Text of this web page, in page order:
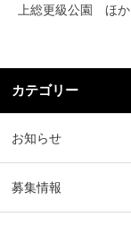
上総更級公園 ほか
カテゴリー
お知らせ
募集情報